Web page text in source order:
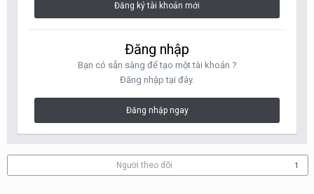
Đăng ký tài khoản mới
Đăng nhập
Bạn có sẵn sàng để tạo một tài khoản ?
Đăng nhập tại đây.
Đăng nhập ngay
Người theo dõi 1